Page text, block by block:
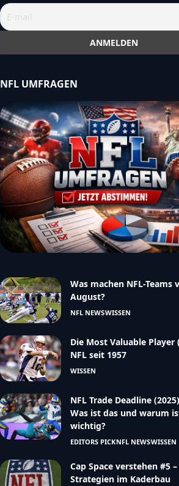
NFL UMFRAGEN
Was machen NFL-Teams
August?
NFL NEWSWISSEN
Die Most Valuable Player
NFL seit 1957
WISSEN
NFL Trade Deadline
Was ist das und warum
wichtig?
EDITORS PICKNFL NEWSWISSEN
Cap Space verstehen #5 –
Strategien im Kaderbau